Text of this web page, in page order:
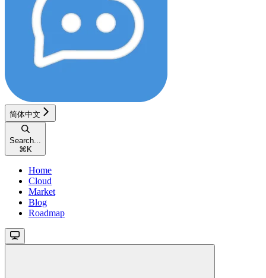
简体中文
Search...
⌘ K
Home
Cloud
Market
Blog
Roadmap